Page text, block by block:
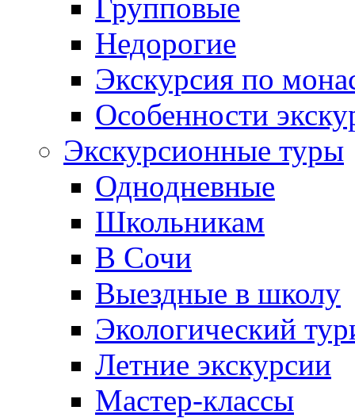
Групповые
Недорогие
Экскурсия по
Особенности
Экскурсионные туры
Однодневные
Школьникам
В Сочи
Выездные в школу
Экологический
Летние экскурсии
Мастер-классы